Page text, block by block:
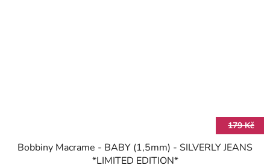
179 Kč
Bobbiny Macrame - BABY (1,5mm) - SILVERLY JEANS
*LIMITED EDITION*